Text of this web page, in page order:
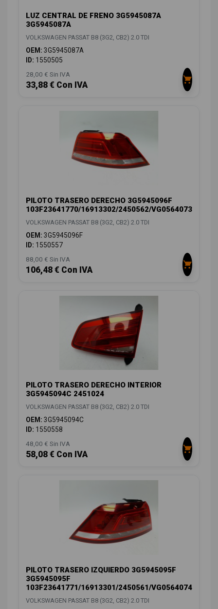
LUZ CENTRAL DE FRENO 3G5945087A
3G5945087A
VOLKSWAGEN PASSAT B8 (3G2, CB2) 2.0 TDI
OEM: 3G5945087A
ID: 1550505
28,00 € Sin IVA
33,88 € Con IVA
PILOTO TRASERO DERECHO 3G5945096F
103F23641770/16913302/2450562/VG0564073
VOLKSWAGEN PASSAT B8 (3G2, CB2) 2.0 TDI
OEM: 3G5945096F
ID: 1550557
88,00 € Sin IVA
106,48 € Con IVA
PILOTO TRASERO DERECHO INTERIOR
3G5945094C 2451024
VOLKSWAGEN PASSAT B8 (3G2, CB2) 2.0 TDI
OEM: 3G5945094C
ID: 1550558
48,00 € Sin IVA
58,08 € Con IVA
PILOTO TRASERO IZQUIERDO 3G5945095F
3G5945095F
103F23641771/16913301/2450561/VG0564074
VOLKSWAGEN PASSAT B8 (3G2, CB2) 2.0 TDI